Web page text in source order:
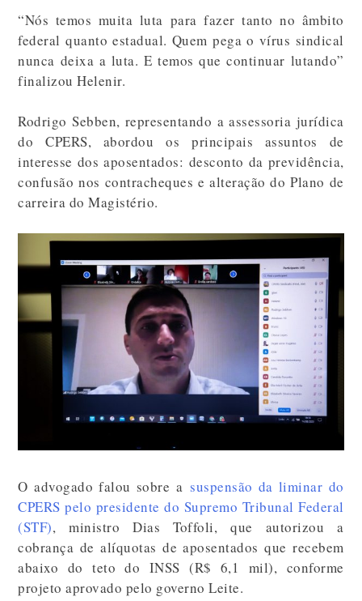
“Nós temos muita luta para fazer tanto no âmbito
federal quanto estadual. Quem pega o vírus sindical
nunca deixa a luta. E temos que continuar lutando”
finalizou Helenir.
Rodrigo Sebben, representando a assessoria jurídica
do CPERS, abordou os principais assuntos de
interesse dos aposentados: desconto da previdência,
confusão nos contracheques e alteração do Plano de
carreira do Magistério.
O advogado falou sobre a suspensão da liminar do
CPERS pelo presidente do Supremo Tribunal Federal
(STF), ministro Dias Toffoli, que autorizou a
cobrança de alíquotas de aposentados que recebem
abaixo do teto do INSS (R$ 6,1 mil), conforme
projeto aprovado pelo governo Leite.